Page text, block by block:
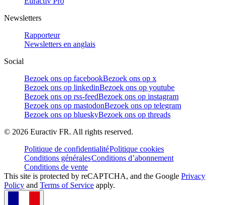
Newsletters
Rapporteur
Newsletters en anglais
Social
Bezoek ons op facebookBezoek ons op x
Bezoek ons op linkedinBezoek ons op youtube
Bezoek ons op rss-feedBezoek ons op instagram
Bezoek ons op mastodonBezoek ons op telegram
Bezoek ons op blueskyBezoek ons op threads
© 2026 Euractiv FR. All rights reserved.
Politique de confidentialitéPolitique cookies
Conditions généralesConditions d’abonnement
Conditions de vente
This site is protected by reCAPTCHA, and the Google Privacy
Policy and Terms of Service apply.